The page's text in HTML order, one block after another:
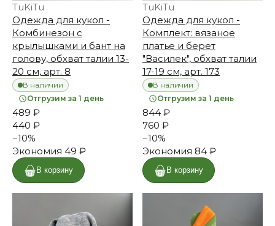
TuKiTu
Одежда для кукол -
Комбинезон с
крылышками и бант на
голову, обхват талии 13-
20 см, арт. 8
В наличии
Отгрузим за 1 день
489 ₽
440 ₽
−10%
Экономия 49 ₽
В корзину
TuKiTu
Одежда для кукол -
Комплект: вязаное
платье и берет
"Василек", обхват талии
17-19 см, арт. 173
В наличии
Отгрузим за 1 день
844 ₽
760 ₽
−10%
Экономия 84 ₽
В корзину